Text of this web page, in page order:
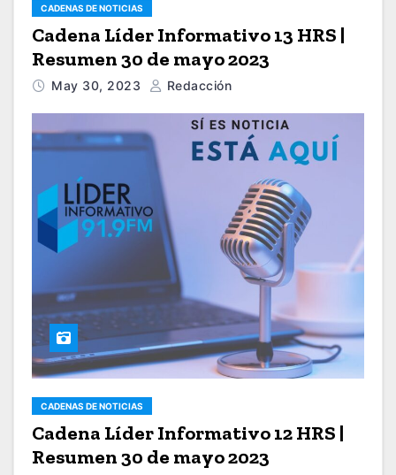
CADENAS DE NOTICIAS
Cadena Líder Informativo 13 HRS |
Resumen 30 de mayo 2023
May 30, 2023 Redacción
CADENAS DE NOTICIAS
Cadena Líder Informativo 12 HRS |
Resumen 30 de mayo 2023